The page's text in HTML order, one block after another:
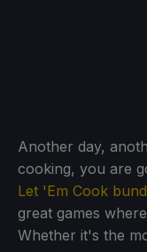
Another day,
cooking, you are
Let 'Em Cook
great games
Whether it's the